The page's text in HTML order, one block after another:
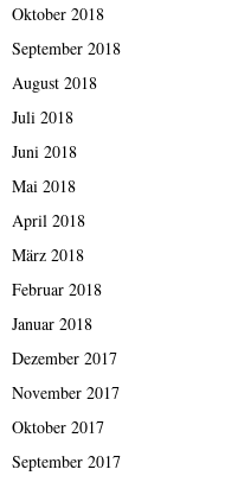
Oktober 2018
September 2018
August 2018
Juli 2018
Juni 2018
Mai 2018
April 2018
März 2018
Februar 2018
Januar 2018
Dezember 2017
November 2017
Oktober 2017
September 2017